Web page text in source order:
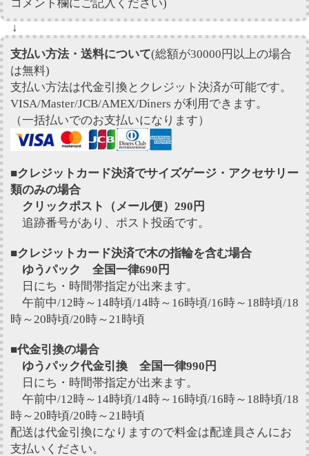
コメント欄にご記入ください)
↓
支払い方法・送料について(総額が30000円以上の場合
は無料)
支払い方法は代金引換とクレジット決済が可能です。
VISA/Master/JCB/AMEX/Diners が利用できます。
（一括払いでのお支払いになります）
■クレジットカード決済でサイズゲージ・アクセサリー
類のみの場合
クリックポスト（メール便）290円
追跡番号があり、ポスト投函です。
■クレジットカード決済で木の指輪を含む場合
ゆうパック 全国一律690円
日にち・時間帯指定が出来ます。
午前中/12時～14時頃/14時～16時頃/16時～18時頃/18
時～20時頃/20時～21時頃
■代金引換の場合
ゆうパック代金引換 全国一律990円
日にち・時間帯指定が出来ます。
午前中/12時～14時頃/14時～16時頃/16時～18時頃/18
時～20時頃/20時～21時頃
配送は代金引換になりますので料金は配達員さんにお
支払いください。